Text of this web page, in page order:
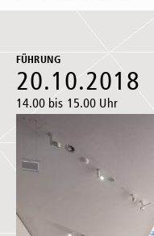
FÜHRUNG
20.10.2018
14.00 bis 15.00 Uhr